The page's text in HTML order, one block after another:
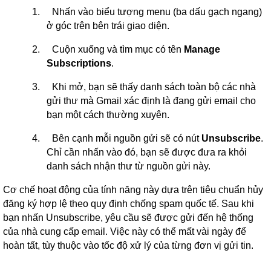
1.
Nhấn vào biểu tượng menu (ba dấu gạch ngang)
ở góc trên bên trái giao diện.
2. Cuộn xuống và tìm mục có tên Manage
Subscriptions.
3.
Khi mở, bạn sẽ thấy danh sách toàn bộ các nhà
gửi thư mà Gmail xác định là đang gửi email cho
bạn một cách thường xuyên.
4. Bên cạnh mỗi nguồn gửi sẽ có nút Unsubscribe.
Chỉ cần nhấn vào đó, bạn sẽ được đưa ra khỏi
danh sách nhận thư từ nguồn gửi này.
Cơ chế hoạt động của tính năng này dựa trên tiêu chuẩn hủy
đăng ký hợp lệ theo quy định chống spam quốc tế. Sau khi
bạn nhấn Unsubscribe, yêu cầu sẽ được gửi đến hệ thống
của nhà cung cấp email. Việc này có thể mất vài ngày để
hoàn tất, tùy thuộc vào tốc độ xử lý của từng đơn vị gửi tin.